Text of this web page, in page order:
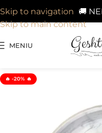
🚚
Skip to navigation
Skip to main content
MENIU
🔥 -20% 🔥